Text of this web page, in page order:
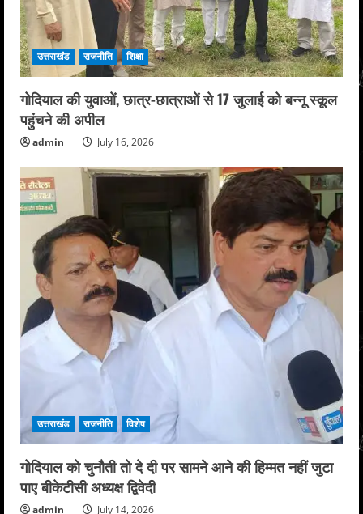
उत्तराखंड राजनीति शिक्षा
गोदियाल की युवाओं, छात्र-छात्राओं से 17 जुलाई को बन्नू स्कूल
पहुंचने की अपील
admin July 16, 2026
उत्तराखंड राजनीति विशेष
गोदियाल को चुनौती तो दे दी पर सामने आने की हिम्मत नहीं जुटा
पाए बीकेटीसी अध्यक्ष द्विवेदी
admin July 14, 2026